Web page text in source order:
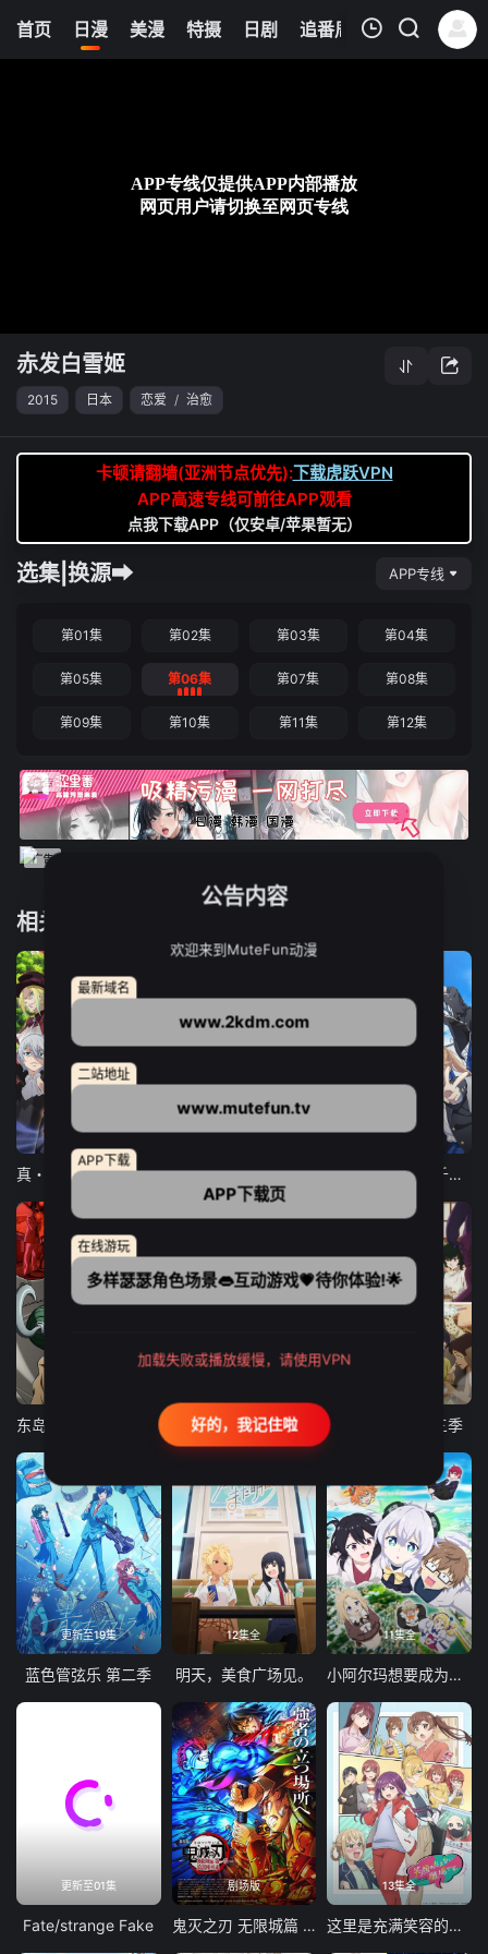
首页 日漫 美漫 特摄 日剧 追番周表 今日更新
6
清空
赤发白雪姬
2015 日本 恋爱 / 治愈
卡顿请翻墙(亚洲节点优先):下载虎跃VPN
APP高速专线可前往APP观看
点我下载APP（仅安卓/苹果暂无）
选集|换源➡ APP专线
第01集 第02集 第03集 第04集
第05集 第06集 第07集 第08集
第09集 第10集 第11集 第12集
相关推荐
12集全
真・进化果 实不知不觉踏上胜利的人生
12集全
东京猫猫 NEW～♡
13集全
弹珠汽水瓶里的千岁同学
古诺希亚 致不灭的你 第三季
更新至19集
蓝色管弦乐 第二季
12集全
明天，美食广场见。
11集全
小阿尔玛想要成为家人
更新至01集
Fate/strange Fake
剧场版
鬼灭之刃 无限城篇 第一章 猗窝座再袭
13集全
这里是充满笑容的职场。
公告内容
欢迎来到MuteFun动漫
最新域名
www.2kdm.com
二站地址
www.mutefun.tv
APP下载
APP下载页
在线游玩
多样瑟瑟角色场景👄互动游戏💗待你体验!🌟
加载失败或播放缓慢，请使用VPN
好的，我记住啦